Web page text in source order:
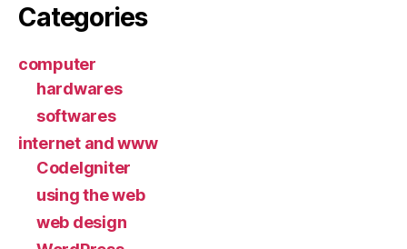
Categories
computer
hardwares
softwares
internet and www
CodeIgniter
using the web
web design